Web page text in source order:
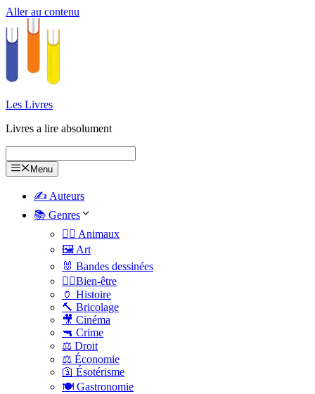
Aller au contenu
Les Livres
Livres a lire absolument
Menu
✍️ Auteurs
📚 Genres
🐕‍🦺 Animaux
🖼️ Art
🐰 Bandes dessinées
🧑‍⚕️Bien-être
🏺 Histoire
🔨 Bricolage
🎥 Cinéma
🔫 Crime
⚖️ Droit
⚖️ Économie
🛐 Ésotérisme
🍽️ Gastronomie